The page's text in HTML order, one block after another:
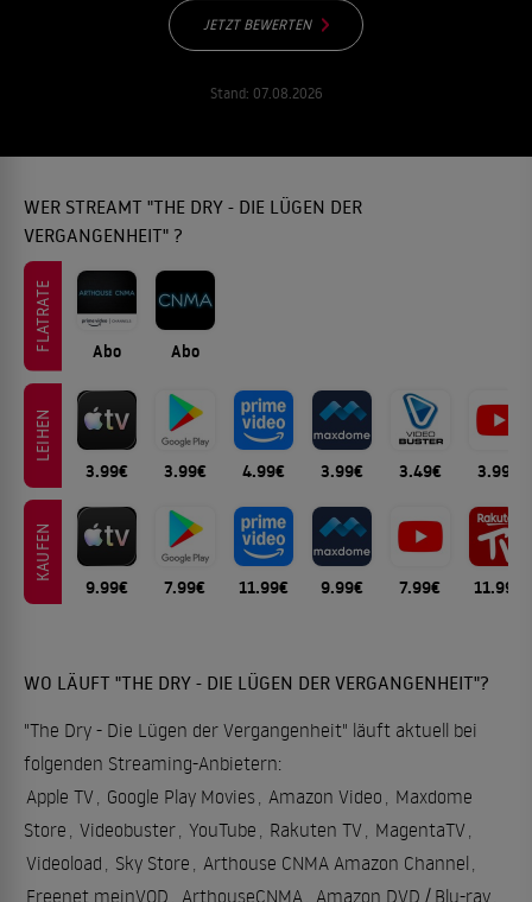
JETZT BEWERTEN
Stand: 07.08.2026
WER STREAMT "THE DRY - DIE LÜGEN DER
VERGANGENHEIT" ?
FLATRATE Abo Abo
LEIHEN
3.99€ 3.99€ 4.99€ 3.99€ 3.49€ 3.99€
KAUFEN
9.99€ 7.99€ 11.99€ 9.99€ 7.99€ 11.99€
WO LÄUFT "THE DRY - DIE LÜGEN DER VERGANGENHEIT"?
"The Dry - Die Lügen der Vergangenheit" läuft aktuell bei
folgenden Streaming-Anbietern:
Apple TV Google Play Movies Amazon Video
Maxdome
Store Videobuster YouTube Rakuten TV MagentaTV
Videoload
Sky Store Arthouse CNMA Amazon Channel
Freenet meinVOD
ArthouseCNMA Amazon DVD / Blu-ray